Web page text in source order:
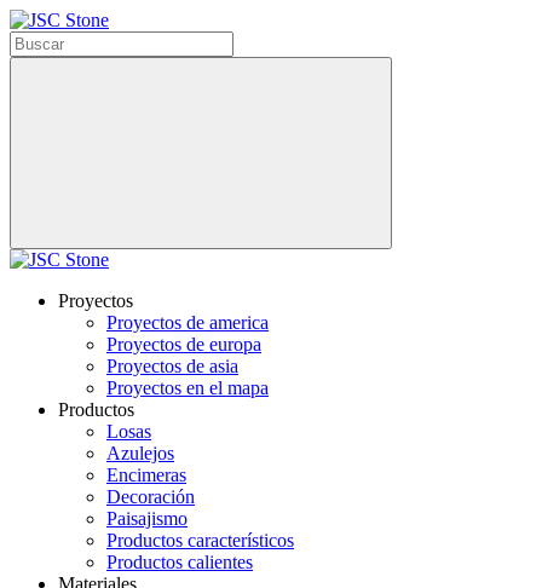
Proyectos
Proyectos de america
Proyectos de europa
Proyectos de asia
Proyectos en el mapa
Productos
Losas
Azulejos
Encimeras
Decoración
Paisajismo
Productos característicos
Productos calientes
Materiales